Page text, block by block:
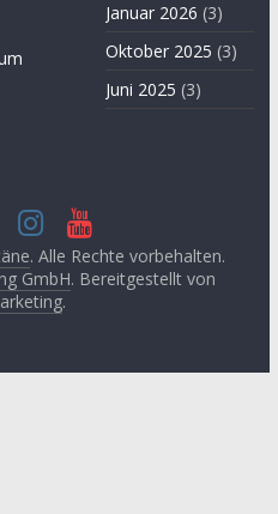
Januar 2026 (3)
Oktober 2025 (3)
Juni 2025 (3)
2024(3)
Juni 2024
April 2024(2)
. Alle Rechte vorbehalten.
GmbH. Bereitgestellt von
.